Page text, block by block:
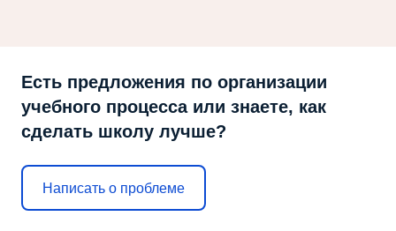
Есть предложения по организации
учебного процесса или знаете, как
сделать школу лучше?
Написать о проблеме